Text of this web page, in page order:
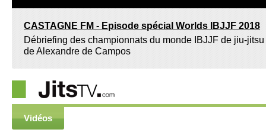
CASTAGNE FM - Episode spécial Worlds IBJJF 2018
Débriefing des championnats du monde IBJJF de jiu-
de Alexandre de Campos
Vidéos